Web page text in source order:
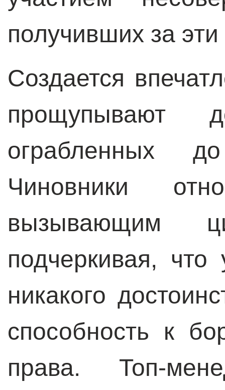
получивших за
Создается
прощупывают
ограбленных
Чиновники
вызывающим
подчеркивая,
никакого
способность к
права. Топ-